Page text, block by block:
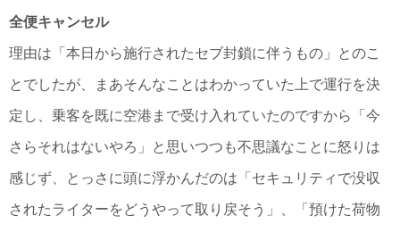
全便キャンセル
理由は「本日から施行されたセブ封鎖に伴うもの」とのこ
とでしたが、まあそんなことはわかっていた上で運行を決
定し、乗客を既に空港まで受け入れていたのですから「今
さらそれはないやろ」と思いつつも不思議なことに怒りは
感じず、とっさに頭に浮かんだのは「セキュリティで没収
されたライターをどうやって取り戻そう」、「預けた荷物